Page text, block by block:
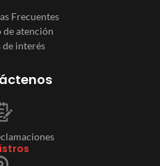
Frecuentes
de atención
de interés